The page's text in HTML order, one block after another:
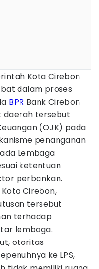
Kota Cirebon
dalam proses
BPR Bank Cirebon
daerah tersebut
(OJK) pada
penanganan
Lembaga
ketentuan
perbankan.
Cirebon,
tersebut
terhadap
lembaga.
otoritas
ke LPS,